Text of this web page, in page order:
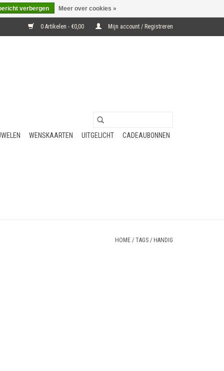
0 Artikelen - €0,00 Mijn account / Registreren
WENSKAARTEN UITGELICHT CADEAUBONNEN
HOME / TAGS / HANDIG
verbergen Meer over cookies »